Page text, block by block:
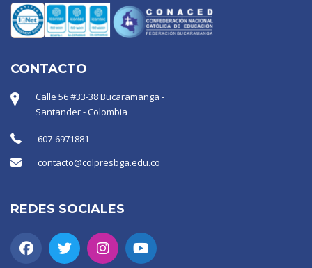
CONTACTO
Calle 56 #33-38 Bucaramanga -
Santander - Colombia
607-6971881
contacto@colpresbga.edu.co
REDES SOCIALES